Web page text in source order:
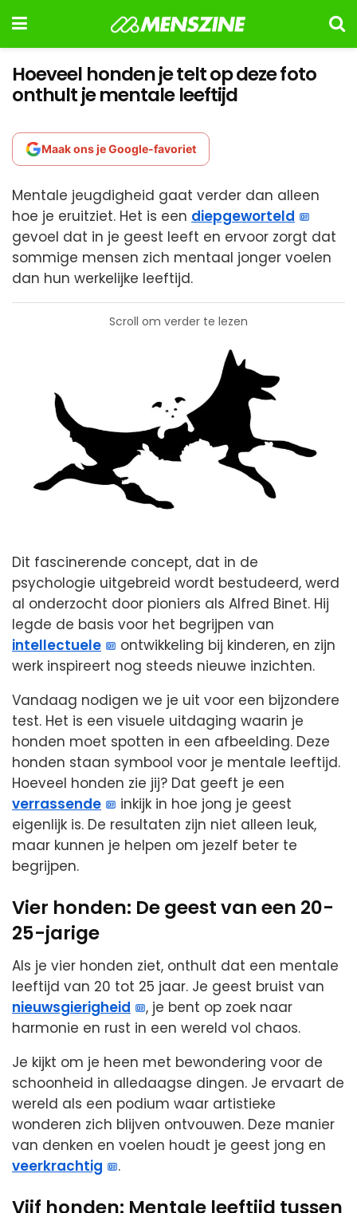
Hoeveel honden je telt op deze foto
onthult je mentale leeftijd
Maak ons je Google-favoriet
Mentale jeugdigheid gaat verder dan alleen
hoe je eruitziet. Het is een diepgeworteld
gevoel dat in je geest leeft en ervoor zorgt dat
sommige mensen zich mentaal jonger voelen
dan hun werkelijke leeftijd.
Scroll om verder te lezen
Dit fascinerende concept, dat in de
psychologie uitgebreid wordt bestudeerd, werd
al onderzocht door pioniers als Alfred Binet. Hij
legde de basis voor het begrijpen van
intellectuele
ontwikkeling bij kinderen, en zijn
werk inspireert nog steeds nieuwe inzichten.
Vandaag nodigen we je uit voor een bijzondere
test. Het is een visuele uitdaging waarin je
honden moet spotten in een afbeelding. Deze
honden staan symbool voor je mentale leeftijd.
Hoeveel honden zie jij? Dat geeft je een
verrassende
inkijk in hoe jong je geest
eigenlijk is. De resultaten zijn niet alleen leuk,
maar kunnen je helpen om jezelf beter te
begrijpen.
Vier honden: De geest van een 20-
25-jarige
Als je vier honden ziet, onthult dat een mentale
leeftijd van 20 tot 25 jaar. Je geest bruist van
nieuwsgierigheid
, je bent op zoek naar
harmonie en rust in een wereld vol chaos.
Je kijkt om je heen met bewondering voor de
schoonheid in alledaagse dingen. Je ervaart de
wereld als een podium waar artistieke
wonderen zich blijven ontvouwen. Deze manier
van denken en voelen houdt je geest jong en
veerkrachtig
.
Vijf honden: Mentale leeftijd tussen